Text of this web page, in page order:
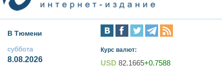
В Тюмени
суббота
8.08.2026
Курс валют:
USD 82.1665+0.7588